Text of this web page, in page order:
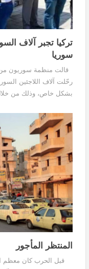
تركيا تجبر آلاف
سوريا
قالت منظمة سوريون من
رحّلت آلاف اللاجئين
بشكل خاص، وذلك من
المنتظر المأجور
قبل الحرب كان معظم